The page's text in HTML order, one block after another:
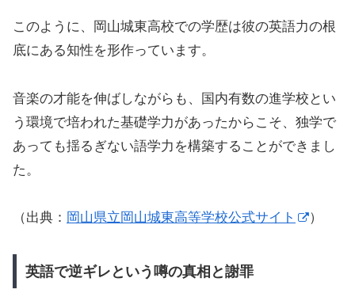
このように、岡山城東高校での学歴は彼の英語力の根
底にある知性を形作っています。
音楽の才能を伸ばしながらも、国内有数の進学校とい
う環境で培われた基礎学力があったからこそ、独学で
あっても揺るぎない語学力を構築することができまし
た。
（出典： 岡山県立岡山城東高等学校公式サイト ）
英語で逆ギレという噂の真相と謝罪